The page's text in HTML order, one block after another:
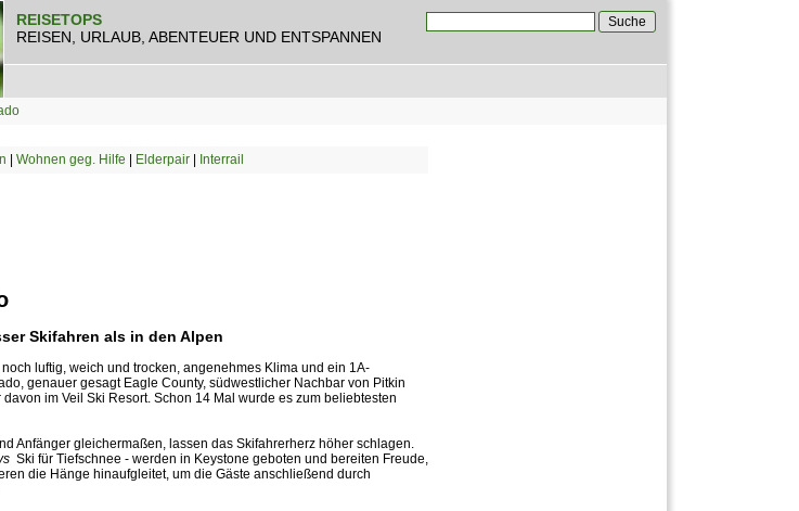
REISETOPS
REISEN, URLAUB, ABENTEUER UND ENTSPANNEN
Wohnen geg. Hilfe Elderpair| Interrail
Skifahren als in den Alpen
luftig, weich und trocken, angenehmes Klima und ein 1A-
genauer gesagt Eagle County, südwestlicher Nachbar von Pitkin
im Veil Ski Resort. Schon 14 Mal wurde es zum beliebtesten
Anfänger gleichermaßen, lassen das Skifahrerherz höher schlagen.
 Ski für Tiefschnee - werden in Keystone geboten und bereiten Freude,
die Hänge hinaufgleitet, um die Gäste anschließend durch